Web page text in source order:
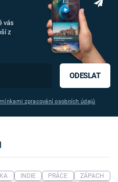
vás
z
ODESLAT
zpracování osobních údajů
INDIE PRÁCE
ZÁPACH